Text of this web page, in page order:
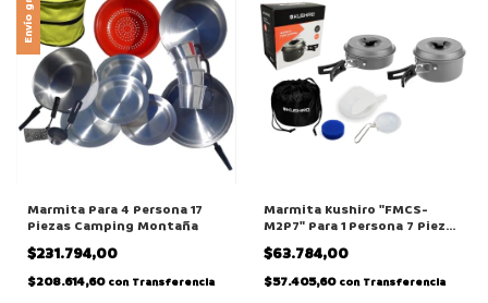
Marmita Para 4 Persona 17
Piezas Camping Montaña
$231.794,00
$208.614,60 con Transferencia
Marmita Kushiro "FMCS-
M2P7" Para 1 Persona 7 Piezas
Camping Montaña
$63.784,00
$57.405,60 con Transferencia